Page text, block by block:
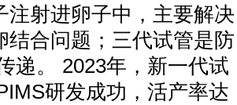
注射进卵子中，主要解决
结合问题；三代试管是防
递。 2023年，新一代试
研发成功，活产率达